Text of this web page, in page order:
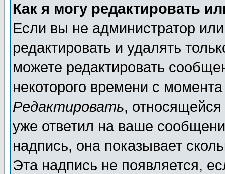
Как я могу редактировать
Если вы не администратор
редактировать и удалять
можете редактировать
некоторого времени с
Редактировать,
уже ответил на ваше
надпись, она показывает
Эта надпись не появляется,